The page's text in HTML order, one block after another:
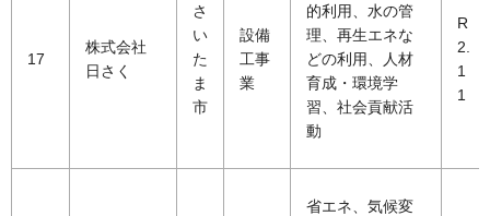
17
株式会社
日さく
さ
い
た
ま
市
設備
工事
業
的利用、水の管
理、再生エネな
どの利用、人材
育成・環境学
習、社会貢献活
動
R
2.
1
1
省エネ、気候変